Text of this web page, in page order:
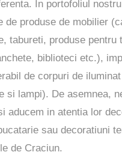
In portofoliul
de produse de mobilier
tabureti, produse pentru
biblioteci etc.),
de corpuri de
si lampi). De asemnea,
aducem in atentia lor
sau decoratiuni
de Craciun.